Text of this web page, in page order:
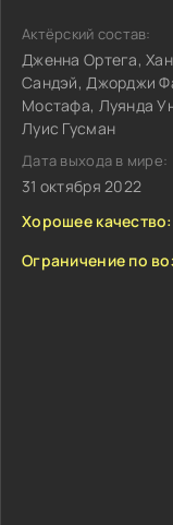
Актёрский состав:
Дженна Ортега,
Сандэй, Джорджи
Мостафа, Луянда
Луис Гусман
Дата выхода в мире:
31 октября 2022
Хорошее качество:
Ограничение по